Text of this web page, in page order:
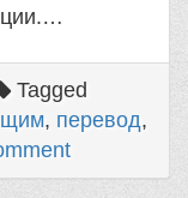
Tagged
, перевод,